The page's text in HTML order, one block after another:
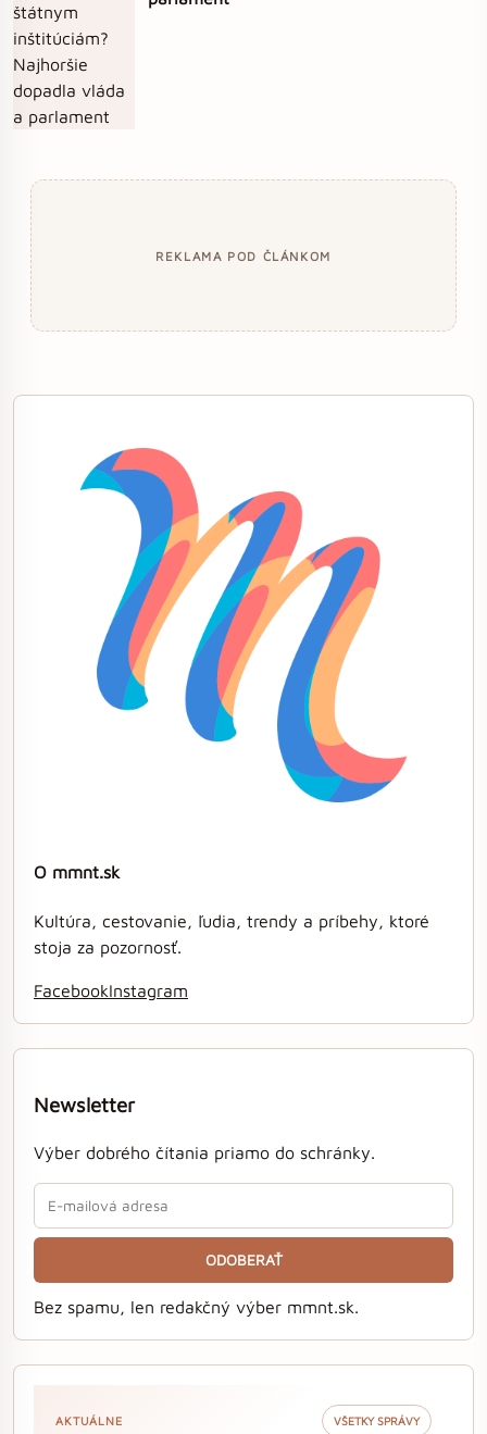
REKLAMA POD ČLÁNKOM
O mmnt.sk
Kultúra, cestovanie, ľudia, trendy a príbehy, ktoré
stoja za pozornosť.
FacebookInstagram
Newsletter
Výber dobrého čítania priamo do schránky.
ODOBERAŤ
Bez spamu, len redakčný výber mmnt.sk.
AKTUÁLNE VŠETKY SPRÁVY